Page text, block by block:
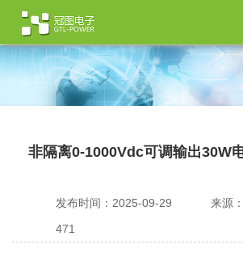
非隔离0-1000Vdc可调输出30W
发布时间：2025-09-29 来源：
471